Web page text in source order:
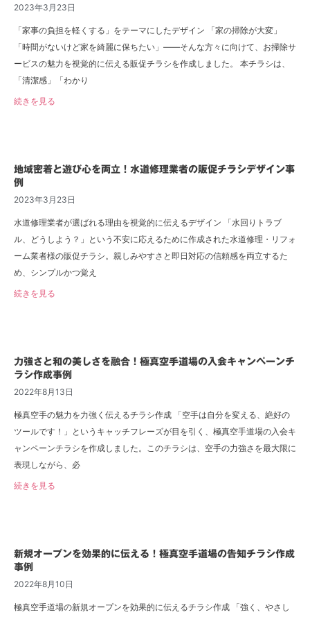
2023年3月23日
「家事の負担を軽くする」をテーマにしたデザイン 「家の掃除が大変」
「時間がないけど家を綺麗に保ちたい」――そんな方々に向けて、お掃除サ
ービスの魅力を視覚的に伝える販促チラシを作成しました。 本チラシは、
「清潔感」「わかり
続きを見る
地域密着と遊び心を両立！水道修理業者の販促チラシデザイン事
例
2023年3月23日
水道修理業者が選ばれる理由を視覚的に伝えるデザイン 「水回りトラブ
ル、どうしよう？」という不安に応えるために作成された水道修理・リフォ
ーム業者様の販促チラシ。親しみやすさと即日対応の信頼感を両立するた
め、シンプルかつ覚え
続きを見る
力強さと和の美しさを融合！極真空手道場の入会キャンペーンチ
ラシ作成事例
2022年8月13日
極真空手の魅力を力強く伝えるチラシ作成 「空手は自分を変える、絶好の
ツールです！」というキャッチフレーズが目を引く、極真空手道場の入会キ
ャンペーンチラシを作成しました。このチラシは、空手の力強さを最大限に
表現しながら、必
続きを見る
新規オープンを効果的に伝える！極真空手道場の告知チラシ作成
事例
2022年8月10日
極真空手道場の新規オープンを効果的に伝えるチラシ作成 「強く、やさし